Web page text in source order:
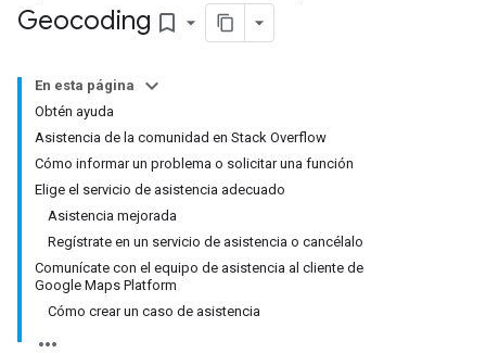
Geocoding bookmark_border
En esta página
Obtén ayuda
Asistencia de la comunidad en Stack Overflow
Cómo informar un problema o solicitar una función
Elige el servicio de asistencia adecuado
Asistencia mejorada
Regístrate en un servicio de asistencia o cancélalo
Comunícate con el equipo de asistencia al cliente de
Google Maps Platform
Cómo crear un caso de asistencia